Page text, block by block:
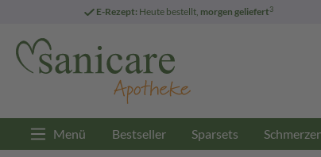
E-Rezept: Heute bestellt, morgen geliefert3
Menü Bestseller Sparsets